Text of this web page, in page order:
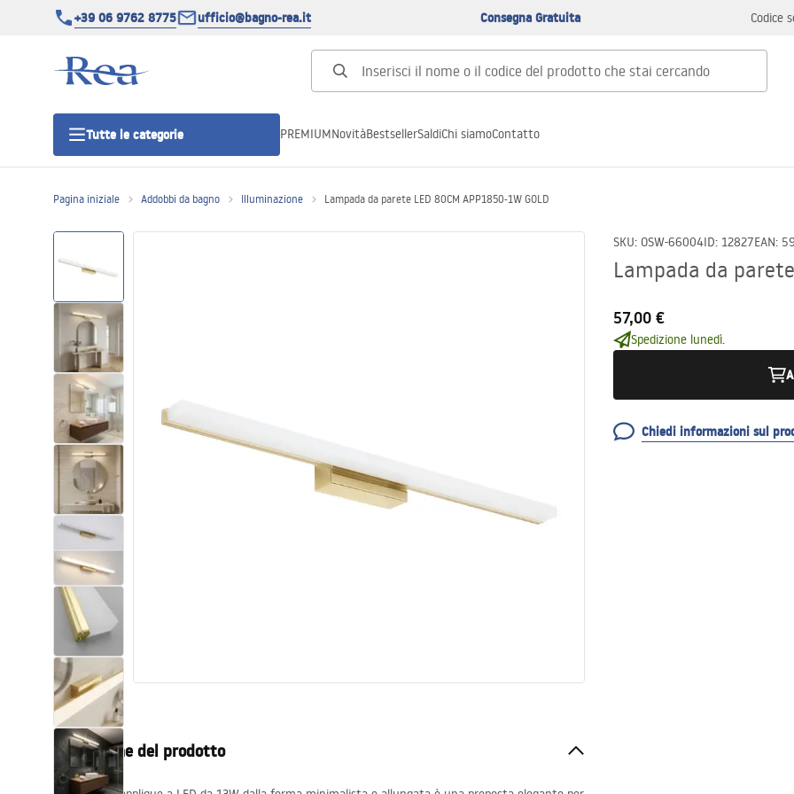
+39 06 9762 8775 ufficio@bagno-rea.it Consegna Gratuita Codice
Tutte le categorie
Piatti doccia da bagno
Canaline di scarico
Set di vaso WC e bidet
Lavabi
Vasche da bagno e schermi vasca
Rubinetti da bagno
Set doccia
Cucina
Accessori e mobili da bagno
PREMIUMNovitàBestsellerSaldiChi siamoContatto
Pagina iniziale Addobbi da bagno Illuminazione Lampada da parete LED 80CM APP1850-1W GOLD
SKU: OSW-66004ID: 12827EAN:
Lampada da parete
57,00 €
Spedizione lunedì.
Chiedi informazioni sul
Descrizione del prodotto